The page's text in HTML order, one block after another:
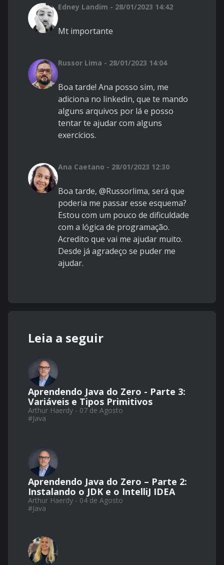
Edney Landim - 28/01/2023 14:42
Mt importante
Russor Lima - 28/01/2023 14:04
Boa tarde! Ana posso sim, me
adiciona no linkedin, que te mando
alguns arquivos por lá e posso
tentar te ajudar com alguns
exercícios.
Ana Caetano - 28/01/2023 12:30
Boa tarde, @Russorlima, será que
poderia me passar esse esquema?
Estou com um pouco de dificuldade
com a lógica de programação.
Acredito que vai me ajudar muito.
Desde já agradeço se puder me
ajudar.
Leia a seguir
Aprendendo Java do Zero - Parte 3:
Variáveis e Tipos Primitivos
Arthur Haerdy - 07 de Agosto
#Java
Aprendendo Java do Zero – Parte 2:
Instalando o JDK e o IntelliJ IDEA
Arthur Haerdy - 04 de Agosto
#Java